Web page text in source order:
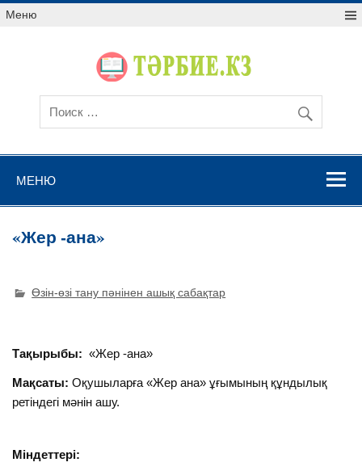
Меню
МЕНЮ
«Жер -ана»
Өзін-өзі тану пәнінен ашық сабақтар
Тақырыбы: «Жер -ана»
Мақсаты: Оқушыларға «Жер ана» ұғымының құндылық
ретіндегі мәнін ашу.
Міндеттері: